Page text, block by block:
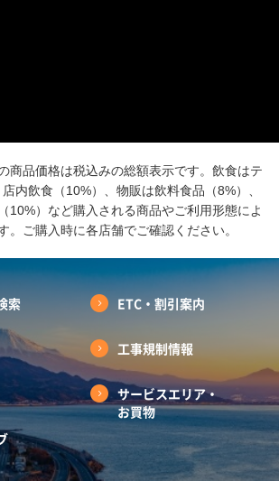
商品価格は税込みの総額表示です。飲食はテ
内飲食（10%）、物販は飲料食品（8%）、
10%）など購入される商品やご利用形態によ
。ご購入時に各店舗でご確認ください。
索 ETC・割引案内
工事規制情報
サービスエリア・
お買物